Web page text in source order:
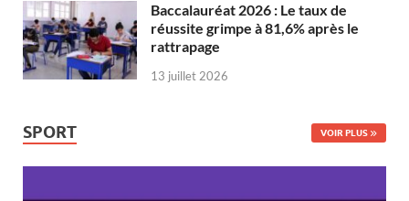
Baccalauréat 2026 : Le taux de
réussite grimpe à 81,6% après le
rattrapage
13 juillet 2026
SPORT VOIR PLUS